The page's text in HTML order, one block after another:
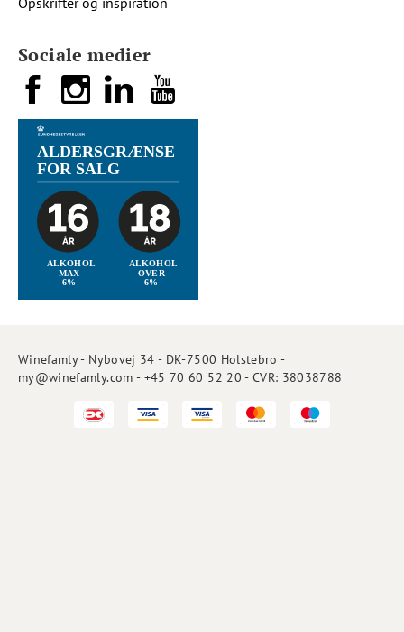
Sociale medier
Winefamly - Nybovej 34 - DK-7500 Holstebro -
my@winefamly.com - +45 70 60 52 20 - CVR: 38038788